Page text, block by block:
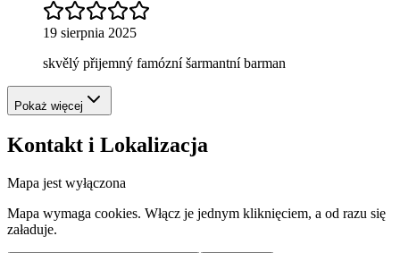
19 sierpnia 2025
skvělý přijemný famózní šarmantní barman
Pokaż więcej
Kontakt i Lokalizacja
Mapa jest wyłączona
Mapa wymaga cookies. Włącz je jednym kliknięciem, a od razu się
załaduje.